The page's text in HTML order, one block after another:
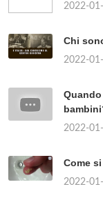
2022-
Chi
2022-
2022-
Come
2022-